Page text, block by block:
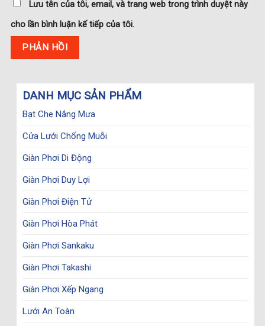
Lưu tên của tôi, email, và trang web trong trình duyệt này
cho lần bình luận kế tiếp của tôi.
DANH MỤC SẢN PHẨM
Bạt Che Nắng Mưa
Cửa Lưới Chống Muỗi
Giàn Phơi Di Động
Giàn Phơi Duy Lợi
Giàn Phơi Điện Tử
Giàn Phơi Hòa Phát
Giàn Phơi Sankaku
Giàn Phơi Takashi
Giàn Phơi Xếp Ngang
Lưới An Toàn